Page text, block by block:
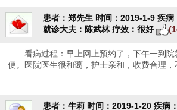
患者：郑先生 时间：2019-1-9 疾病
就诊大夫：陈武林 疗效：很好
看病过程：早上网上预约了，下午一到
便。医院医生很和蔼，护士亲和，收费合理，
患者：牛莉 时间：2019-1-20 疾病